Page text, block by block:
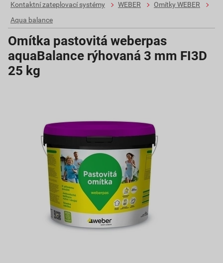
Kontaktní zateplovací systémy
WEBER
Omítky WEBER
Aqua balance
Omítka pastovitá weberpas
aquaBalance rýhovaná 3 mm FI3D
25 kg